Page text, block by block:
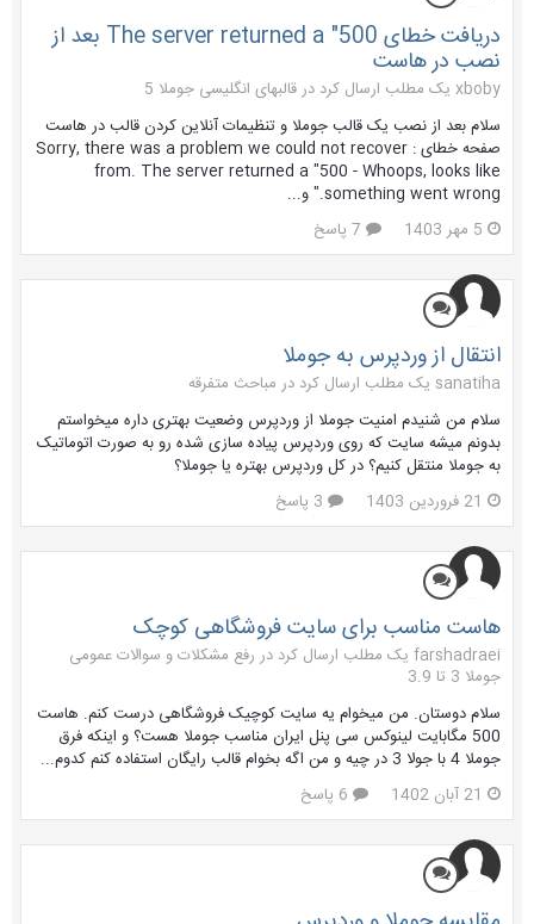
دریافت خطای The server returned a "500 بعد از
نصب در هاست
xboby یک مطلب ارسال کرد در
قالبهای انگلیسی جوملا 5
سلام بعد از نصب یک قالب جوملا و تنظیمات آنلاین کردن قالب در هاست
صفحه خطای : Sorry, there was a problem we could not recover
from. The server returned a "500 - Whoops, looks like
something went wrong." و...
5 مهر 1403
انتقال از وردپرس به جوملا
sanatiha یک مطلب ارسال کرد در
مباحث متفرقه
سلام من شنیدم امنیت جوملا از وردپرس وضعیت بهتری داره میخواستم
بدونم میشه سایت که روی وردپرس پیاده سازی شده رو به صورت اتوماتیک
به جوملا منتقل کنیم؟ در کل وردپرس بهتره یا جوملا؟
21 فروردین 1403
هاست مناسب برای سایت فروشگاهی کوچک
farshadraei یک مطلب ارسال کرد در
رفع مشکلات و سوالات عمومی
جوملا 3 تا 3.9
سلام دوستان. من میخوام یه سایت کوچیک فروشگاهی درست کنم. هاست
500 مگابایت لینوکس سی پنل ایران مناسب جوملا هست؟ و اینکه فرق
جوملا 4 با جولا 3 در چیه و من اگه بخوام قالب رایگان استفاده کنم کدوم...
21 آبان 1402